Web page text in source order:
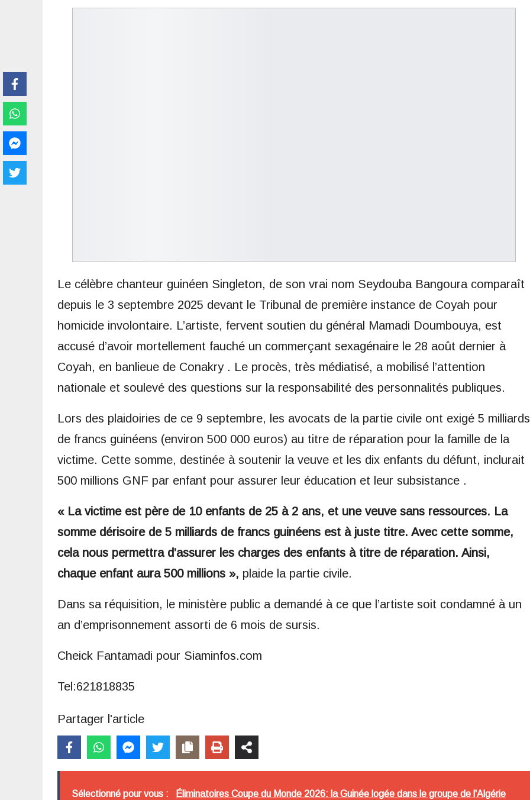
Le célèbre chanteur guinéen Singleton, de son vrai nom Seydouba Bangoura comparaît
depuis le 3 septembre 2025 devant le Tribunal de première instance de Coyah pour
homicide involontaire. L’artiste, fervent soutien du général Mamadi Doumbouya, est
accusé d’avoir mortellement fauché un commerçant sexagénaire le 28 août dernier à
Coyah, en banlieue de Conakry . Le procès, très médiatisé, a mobilisé l’attention
nationale et soulevé des questions sur la responsabilité des personnalités publiques.
Lors des plaidoiries de ce 9 septembre, les avocats de la partie civile ont exigé 5 milliards
de francs guinéens (environ 500 000 euros) au titre de réparation pour la famille de la
victime. Cette somme, destinée à soutenir la veuve et les dix enfants du défunt, inclurait
500 millions GNF par enfant pour assurer leur éducation et leur subsistance .
« La victime est père de 10 enfants de 25 à 2 ans, et une veuve sans ressources. La
somme dérisoire de 5 milliards de francs guinéens est à juste titre. Avec cette somme,
cela nous permettra d’assurer les charges des enfants à titre de réparation. Ainsi,
chaque enfant aura 500 millions », plaide la partie civile.
Dans sa réquisition, le ministère public a demandé à ce que l’artiste soit condamné à un
an d’emprisonnement assorti de 6 mois de sursis.
Cheick Fantamadi pour Siaminfos.com
Tel:621818835
Partager l'article
Sélectionné pour vous : Éliminatoires Coupe du Monde 2026: la Guinée logée dans le groupe de l'Algérie